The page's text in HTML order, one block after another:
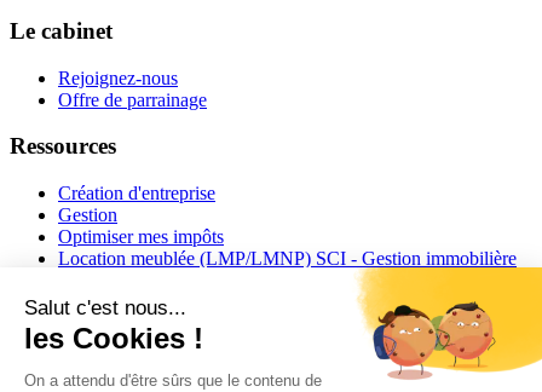
Le cabinet
Rejoignez-nous
Offre de parrainage
Ressources
Création d'entreprise
Gestion
Optimiser mes impôts
Location meublée (LMP/LMNP) SCI - Gestion immobilière
Mentions légalesConditions d'utilisation
Politique de confidentialité
©2026 SOCIC. Tous droits réservés.